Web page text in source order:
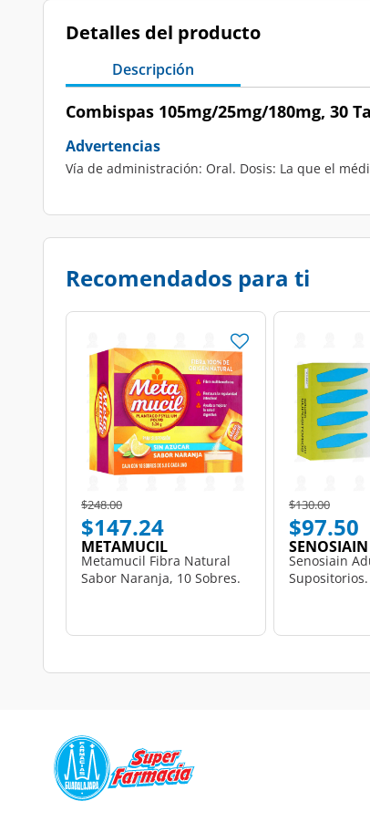
Detalles del producto
Descripción
Combispas 105mg/25mg/180mg, 30
Advertencias
Vía de administración: Oral. Dosis: La que el
Recomendados para ti
Price reduced from
$248.00to
$147.24
METAMUCIL
Metamucil Fibra Natural
Sabor Naranja, 10 Sobres.
Price reduced
$130.00to
$97.50
SENOSIAIN
Senosiain
Supositorios.